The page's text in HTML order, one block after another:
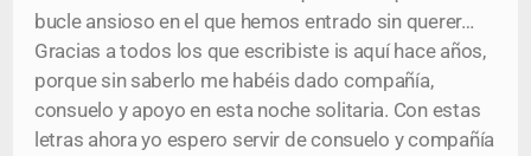
bucle ansioso en el que hemos entrado sin querer…
Gracias a todos los que escribiste is aquí hace años,
porque sin saberlo me habéis dado compañía,
consuelo y apoyo en esta noche solitaria. Con estas
letras ahora yo espero servir de consuelo y compañía